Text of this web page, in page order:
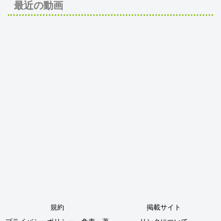
最近の動画
規約
掲載サイト